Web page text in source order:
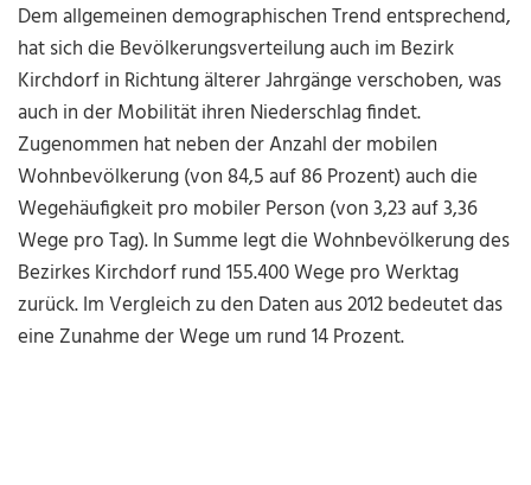
Dem allgemeinen demographischen Trend entsprechend,
hat sich die Bevölkerungsverteilung auch im Bezirk
Kirchdorf in Richtung älterer Jahrgänge verschoben, was
auch in der Mobilität ihren Niederschlag findet.
Zugenommen hat neben der Anzahl der mobilen
Wohnbevölkerung (von 84,5 auf 86 Prozent) auch die
Wegehäufigkeit pro mobiler Person (von 3,23 auf 3,36
Wege pro Tag). In Summe legt die Wohnbevölkerung des
Bezirkes Kirchdorf rund 155.400 Wege pro Werktag
zurück. Im Vergleich zu den Daten aus 2012 bedeutet das
eine Zunahme der Wege um rund 14 Prozent.